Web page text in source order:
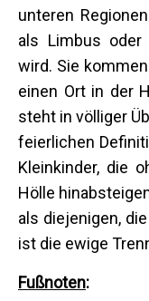
unteren
als Limbus oder
wird. Sie
einen Ort in der
steht in völliger
feierlichen
Kleinkinder, die
Hölle
als diejenigen,
ist die ewige
Fußnoten: